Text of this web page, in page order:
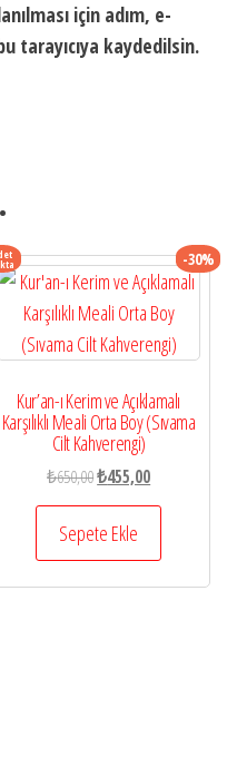
için adım, e-
tarayıcıya kaydedilsin.
-30%
Kur’an-ı Kerim ve Açıklamalı
Karşılıklı Meali Orta Boy (Sıvama
Cilt Kahverengi)
₺650,00Orijinal
fiyat:
₺650,00.
₺455,00Şu
andaki
₺455,00.
Sepete Ekle